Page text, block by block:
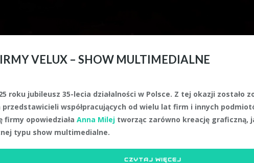
VELUX – SHOW MULTIMEDIALNE
roku jubileusz 35-lecia działalności w Polsce. Z tej okazji
współpracujących od wielu lat firm i innych
firmy opowiedziała Anna Milej tworząc zarówno kreację graficzną,
typu show multimedialne.
CZYTAJ WIĘCEJ